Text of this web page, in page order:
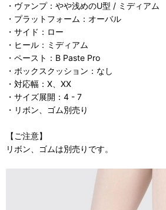
・ヴァンプ：やや浅めのU型 / ミディアム
・プラットフォーム：オーバル
・サイド：ロー
・ヒール：ミディアム
・ペースト：B Paste Pro
・ボックスクッション：なし
・対応幅：X、XX
・サイズ展開：4 - 7
・リボン、ゴム別売り
【ご注意】
リボン、ゴムは別売りです。